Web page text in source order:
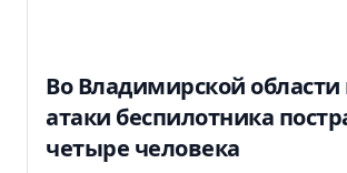
Во Владимирской области
атаки беспилотника
четыре человека